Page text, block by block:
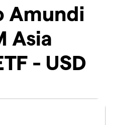
Amundi
Asia
- USD